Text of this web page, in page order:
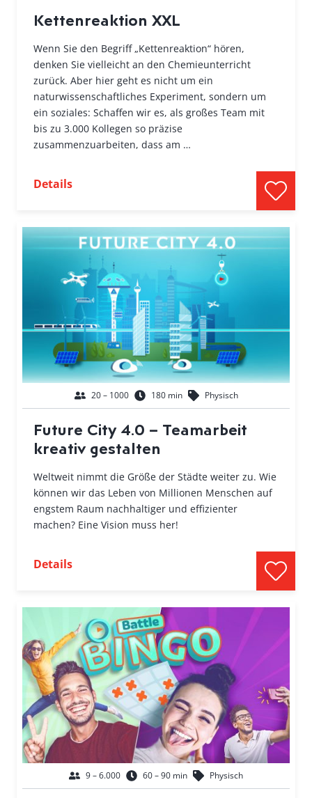
Kettenreaktion XXL
Wenn Sie den Begriff „Kettenreaktion“ hören,
denken Sie vielleicht an den Chemieunterricht
zurück. Aber hier geht es nicht um ein
naturwissenschaftliches Experiment, sondern um
ein soziales: Schaffen wir es, als großes Team mit
bis zu 3.000 Kollegen so präzise
zusammenzuarbeiten, dass am …
Details
20 – 1000 180 min Physisch
Future City 4.0 – Teamarbeit
kreativ gestalten
Weltweit nimmt die Größe der Städte weiter zu. Wie
können wir das Leben von Millionen Menschen auf
engstem Raum nachhaltiger und effizienter
machen? Eine Vision muss her!
Details
9 – 6.000 60 – 90 min Physisch